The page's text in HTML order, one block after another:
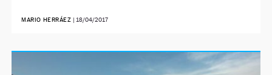
MARIO HERRÁEZ | 18/04/2017